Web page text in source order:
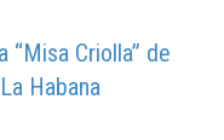
“Misa Criolla” de
Habana